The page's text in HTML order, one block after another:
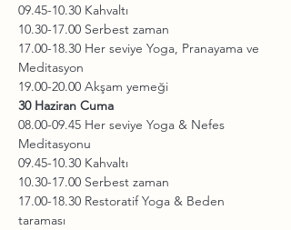
09.45-10.30 Kahvaltı
10.30-17.00 Serbest zaman
17.00-18.30 Her seviye Yoga, Pranayama ve
Meditasyon
19.00-20.00 Akşam yemeği
30 Haziran Cuma
08.00-09.45 Her seviye Yoga & Nefes
Meditasyonu
09.45-10.30 Kahvaltı
10.30-17.00 Serbest zaman
17.00-18.30 Restoratif Yoga & Beden
taraması